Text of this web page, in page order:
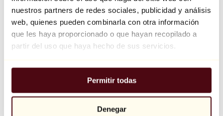
nuestros partners de redes sociales, publicidad y análisis
web, quienes pueden combinarla con otra información
que les haya proporcionado o que hayan recopilado a
partir del uso que haya hecho de sus servicios.
Permitir todas
Denegar
Balloon Dog (Orange)
Jeff Koons
10.000 €
Explorar
Todos los escultores
Todos los fotógrafos